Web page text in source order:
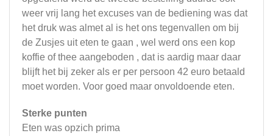
weer vrij lang het excuses van de bediening was dat
het druk was almet al is het ons tegenvallen om bij
de Zusjes uit eten te gaan , wel werd ons een kop
koffie of thee aangeboden , dat is aardig maar daar
blijft het bij zeker als er per persoon 42 euro betaald
moet worden. Voor goed maar onvoldoende eten.
Sterke punten
Eten was opzich prima